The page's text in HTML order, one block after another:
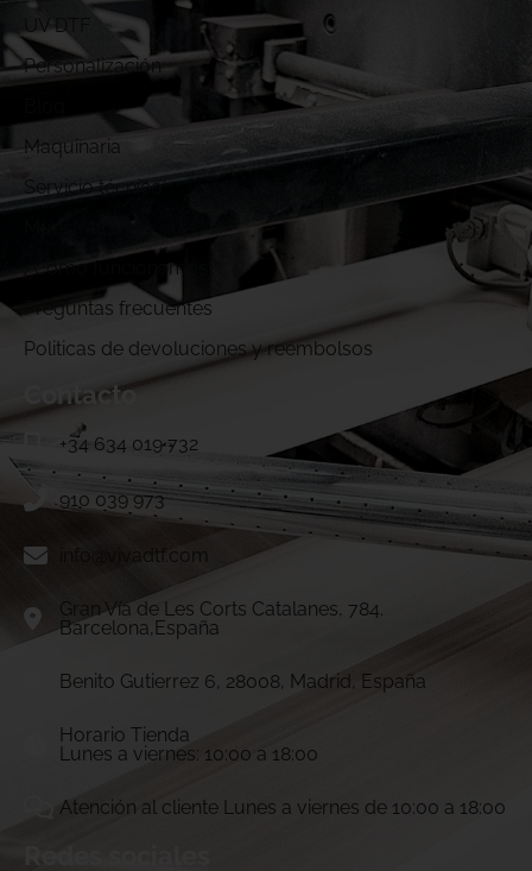
UV DTF
Personalización
Maquinaria
Servicio técnico
¿Cómo funcionamos?
Preguntas frecuentes
Politicas de devoluciones y reembolsos
Contacto
+34 634 019 732
910 039 973
info@vivadtf.com
Gran Vía de Les Corts Catalanes, 784.
Barcelona,España
Benito Gutierrez 6, 28008, Madrid, España
Horario Tienda
Lunes a viernes: 10:00 a 18:00
Atención al cliente Lunes a viernes de 10:00 a 18:00